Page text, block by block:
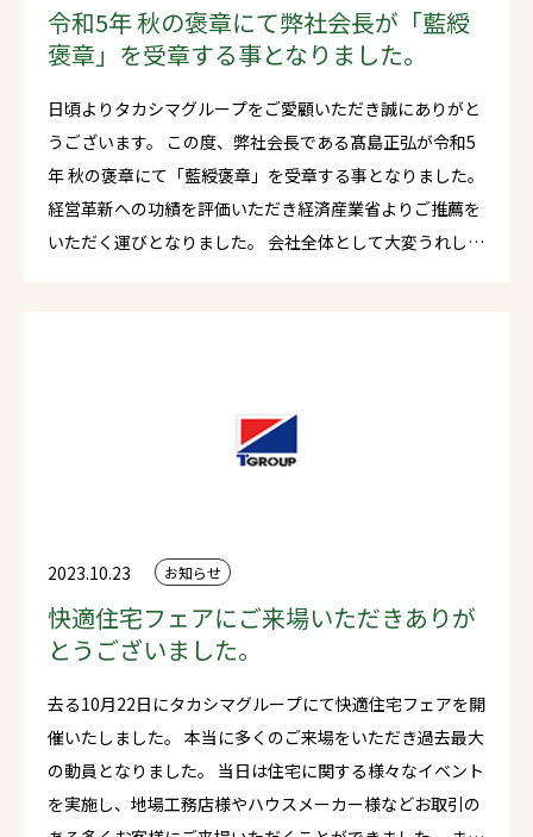
令和5年 秋の褒章にて弊社会長が「藍綬
褒章」を受章する事となりました。
日頃よりタカシマグループをご愛顧いただき誠にありがと
うございます。 この度、弊社会長である髙島正弘が令和5
年 秋の褒章にて「藍綬褒章」を受章する事となりました。
経営革新への功績を評価いただき経済産業省よりご推薦を
いただく運びとなりました。 会社全体として大変うれし
2023.10.23 お知らせ
快適住宅フェアにご来場いただきありが
とうございました。
去る10月22日にタカシマグループにて快適住宅フェアを開
催いたしました。 本当に多くのご来場をいただき過去最大
の動員となりました。 当日は住宅に関する様々なイベント
を実施し、地場工務店様やハウスメーカー様などお取引の